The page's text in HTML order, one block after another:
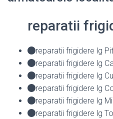
reparatii
reparatii frigidere lg
reparatii frigidere lg
reparatii frigidere lg
reparatii frigidere lg
reparatii frigidere lg
reparatii frigidere lg